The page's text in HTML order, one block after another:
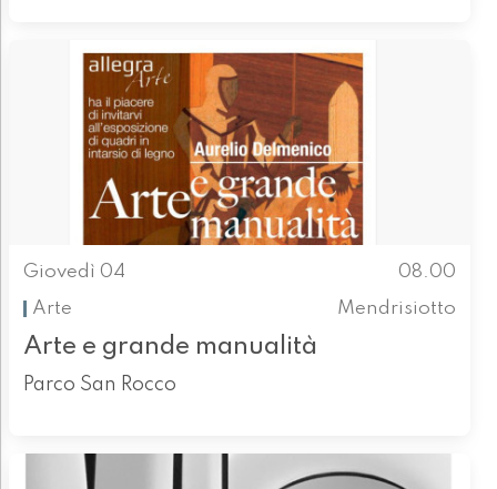
Giovedì 04
08.00
Arte
Mendrisiotto
Arte e grande manualità
Parco San Rocco